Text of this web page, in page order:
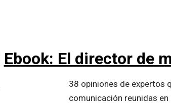
Ebook: El director de
38 opiniones de expertos
comunicación reunidas